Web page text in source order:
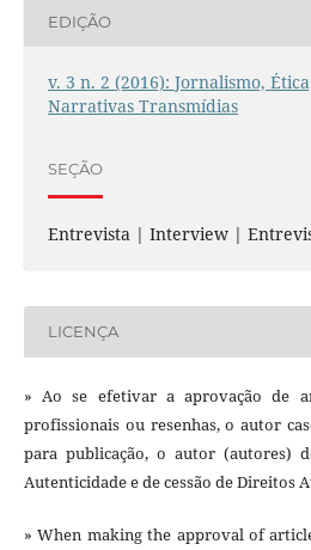
EDIÇÃO
v. 3 n. 2 (2016): Jornalismo,
Narrativas Transmídias
SEÇÃO
Entrevista | Interview |
LICENÇA
» Ao se efetivar a aprovação de
profissionais ou resenhas, o autor
para publicação, o autor (autores)
Autenticidade e de cessão de Direitos
» When making the approval of